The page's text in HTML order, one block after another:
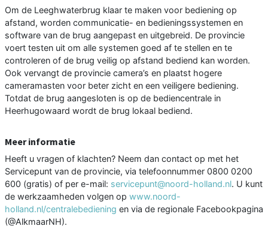
Om de Leeghwaterbrug klaar te maken voor bediening op
afstand, worden communicatie- en bedieningssystemen en
software van de brug aangepast en uitgebreid. De provincie
voert testen uit om alle systemen goed af te stellen en te
controleren of de brug veilig op afstand bediend kan worden.
Ook vervangt de provincie camera’s en plaatst hogere
cameramasten voor beter zicht en een veiligere bediening.
Totdat de brug aangesloten is op de bediencentrale in
Heerhugowaard wordt de brug lokaal bediend.
Meer informatie
Heeft u vragen of klachten? Neem dan contact op met het
Servicepunt van de provincie, via telefoonnummer 0800 0200
600 (gratis) of per e-mail: servicepunt@noord-holland.nl. U kunt
de werkzaamheden volgen op www.noord-
holland.nl/centralebediening en via de regionale Facebookpagina
(@AlkmaarNH).